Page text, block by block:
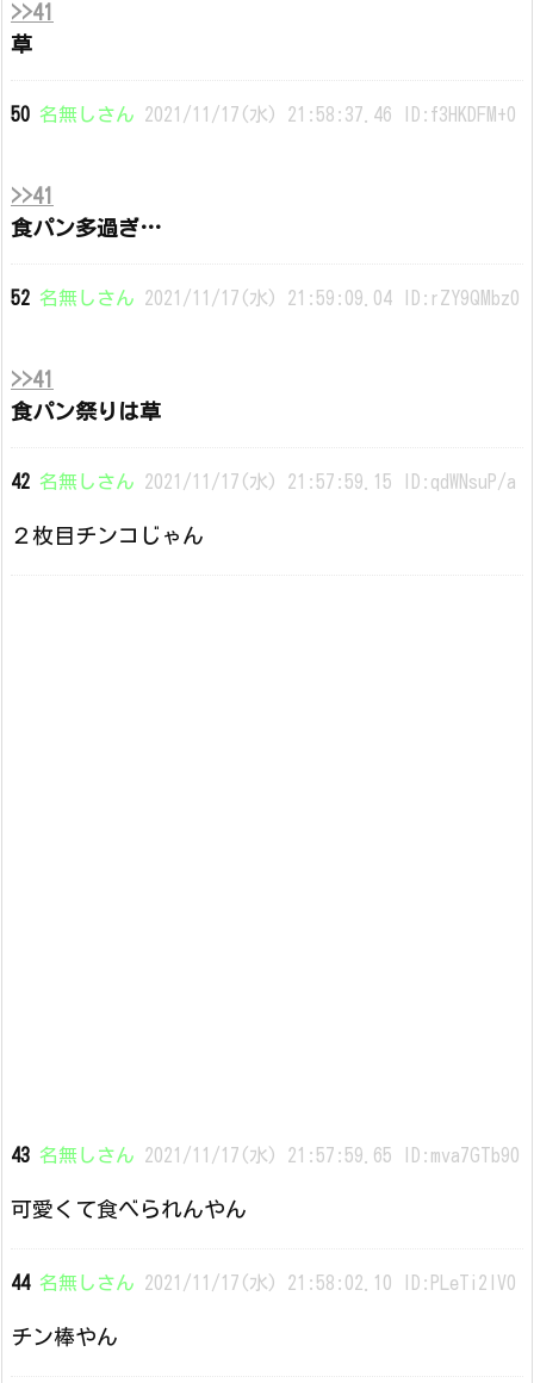
>>41
草
50 名無しさん 2021/11/17(水) 21:58:37.46 ID:f3HKDFM+0
>>41
食パン多過ぎ…
52 名無しさん 2021/11/17(水) 21:59:09.04 ID:rZY9QMbz0
>>41
食パン祭りは草
42 名無しさん 2021/11/17(水) 21:57:59.15 ID:qdWNsuP/a
２枚目チンコじゃん
43 名無しさん 2021/11/17(水) 21:57:59.65 ID:mva7GTb90
可愛くて食べられんやん
44 名無しさん 2021/11/17(水) 21:58:02.10 ID:PLeTi2lV0
チン棒やん